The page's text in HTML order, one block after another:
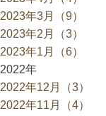
2023年3月（9）
2023年2月（3）
2023年1月（6）
2022年
2022年12月（3）
2022年11月（4）